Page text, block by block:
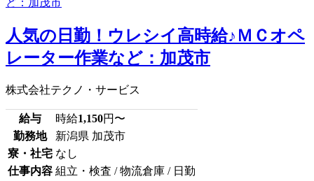
人気の日勤！ウレシイ高時給♪ＭＣオペ
レーター作業など：加茂市
株式会社テクノ・サービス
給与 時給1,150円〜
勤務地
新潟県 加茂市
寮・社宅 なし
仕事内容 組立・検査 / 物流倉庫 / 日勤